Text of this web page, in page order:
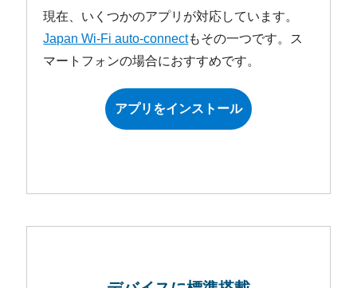
現在、いくつかのアプリが対応しています。
Japan Wi-Fi auto-connectもその一つです。ス
マートフォンの場合におすすめです。
アプリをインストール